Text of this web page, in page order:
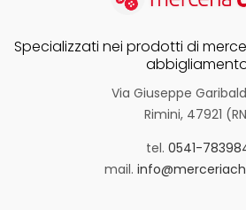
Specializzati nei prodotti di
Via Giuseppe
Rimini, 47921
tel. 0541-
mail.